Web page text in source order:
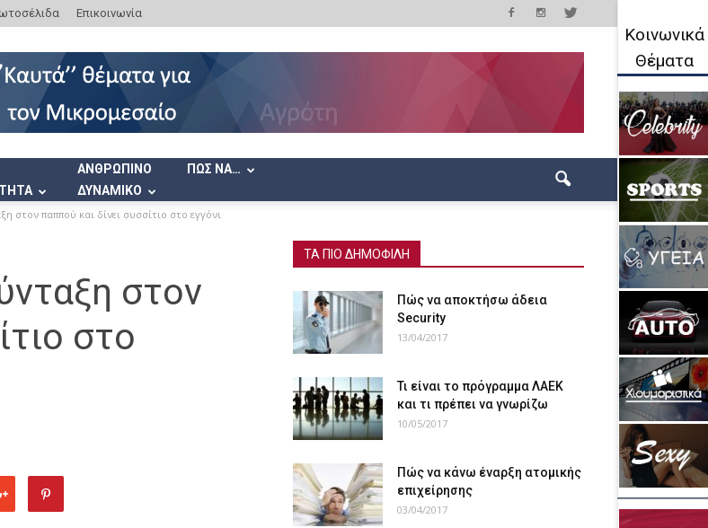
Επικοινωνία
ΑΝΘΡΩΠΙΝΟ
ΔΥΝΑΜΙΚΟ
ΠΩΣ ΝΑ…
στον παππού και δίνει συσσίτιο στο εγγόνι
στον
στο
ΤΑ ΠΙΟ ΔΗΜΟΦΙΛΗ
Πώς να αποκτήσω άδεια
Security
13/04/2017
Τι είναι το πρόγραμμα ΛΑΕΚ
και τι πρέπει να γνωρίζω
10/05/2017
Πώς να κάνω έναρξη ατομικής
επιχείρησης
03/04/2017
Κοινωνικά
Θέματα